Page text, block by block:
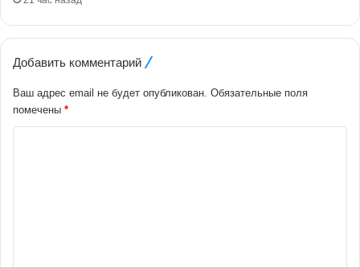
Добавить комментарий
Ваш адрес email не будет опубликован. Обязательные поля
помечены *